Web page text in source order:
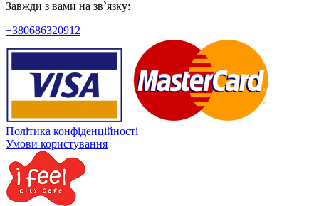
Завжди з вами на зв`язку:
+380686320912
Політика конфіденційності
Умови користування